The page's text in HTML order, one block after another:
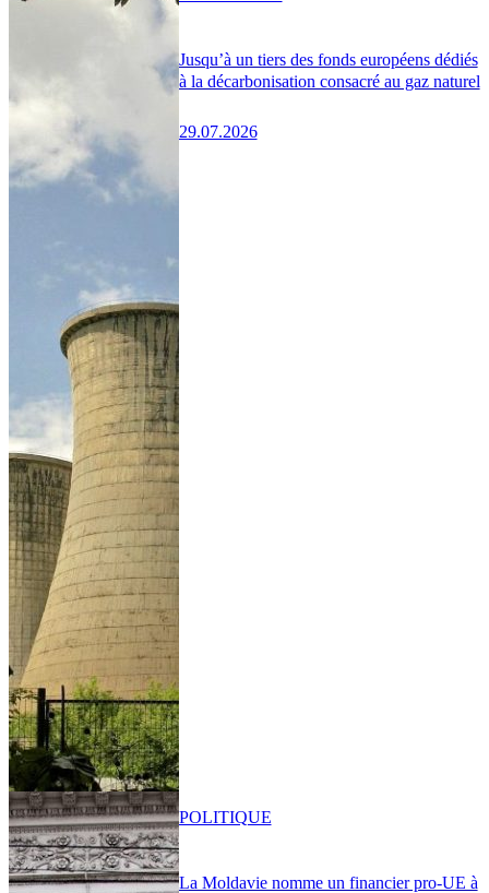
Jusqu’à un tiers des fonds européens dédiés
à la décarbonisation consacré au gaz naturel
29.07.2026
La Moldavie nomme un financier pro-UE à
POLITIQUE